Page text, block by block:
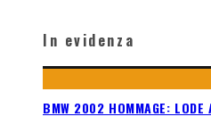
In evidenza
BMW 2002 HOMMAGE: